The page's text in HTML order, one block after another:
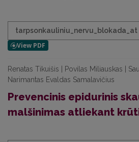
tarpsonkauliniu_nervu_blokada_at
Renatas Tikuišis | Povilas Miliauskas |
Narimantas Evaldas Samalavičius
Prevencinis epidurinis
malšinimas atliekant